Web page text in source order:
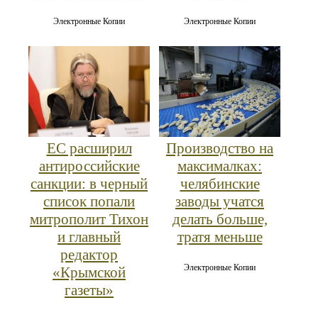
Электронные Копии Электронные Копии
ЕС расширил
антироссийские
санкции: в черный
список попали
митрополит Тихон
и главный
редактор
«Крымской
газеты»
Производство на
максималках:
челябинские
заводы учатся
делать больше,
тратя меньше
Электронные Копии